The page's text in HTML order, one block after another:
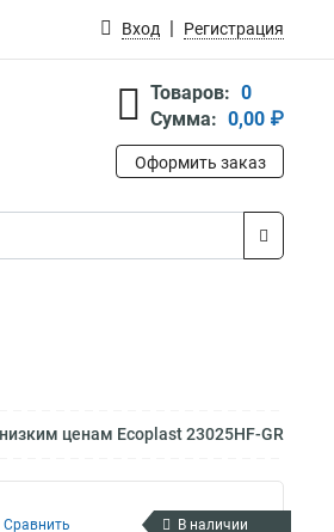
Вход Регистрация
Товаров: 0
Сумма: 0,00 ₽
Оформить заказ
ценам Ecoplast 23025HF-GR
Сравнить В наличии